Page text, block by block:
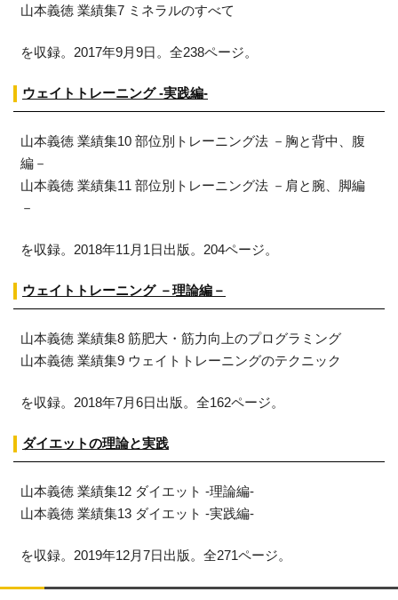
山本義徳 業績集7 ミネラルのすべて
を収録。2017年9月9日。全238ページ。
ウェイトトレーニング -実践編-
山本義徳 業績集10 部位別トレーニング法 －胸と背中、腹
編－
山本義徳 業績集11 部位別トレーニング法 －肩と腕、脚編
－
を収録。2018年11月1日出版。204ページ。
ウェイトトレーニング －理論編－
山本義徳 業績集8 筋肥大・筋力向上のプログラミング
山本義徳 業績集9 ウェイトトレーニングのテクニック
を収録。2018年7月6日出版。全162ページ。
ダイエットの理論と実践
山本義徳 業績集12 ダイエット ‐理論編‐
山本義徳 業績集13 ダイエット -実践編-
を収録。2019年12月7日出版。全271ページ。